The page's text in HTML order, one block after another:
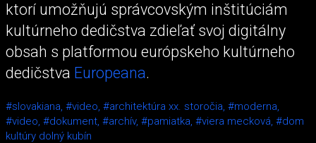
ktorí umožňujú správcovským inštitúciám
kultúrneho dedičstva zdieľať svoj digitálny
obsah s platformou európskeho kultúrneho
dedičstva Europeana.
#slovakiana, #video, #architektúra xx. storočia, #moderna,
#video, #dokument, #archív, #pamiatka, #viera mecková, #dom
kultúry dolný kubín